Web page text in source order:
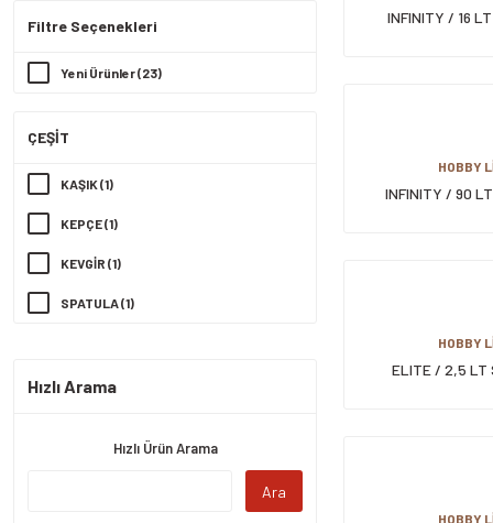
YAKUT (26)
TÜRKAY PLASTİK (12)
FAME KİTCHEN (11)
Filtre Seçenekleri
Yeni Ürünler (23)
ÇEŞİT
KAŞIK (1)
KEPÇE (1)
KEVGİR (1)
SPATULA (1)
Hızlı Arama
Hızlı Ürün Arama
Ara
INFINITY / 16
HOBBY
INFINITY / 90
HOBBY
ELITE / 2,5 LT
HOBBY